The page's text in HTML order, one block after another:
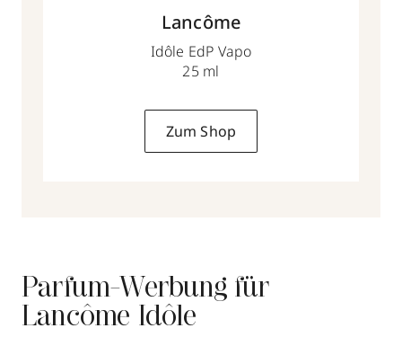
Lancôme
Idôle EdP Vapo
25 ml
Zum Shop
Parfum-Werbung für
Lancôme Idôle